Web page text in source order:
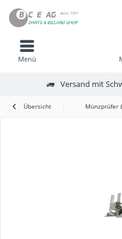
Menü
Versand mit
Übersicht Münzprüfer